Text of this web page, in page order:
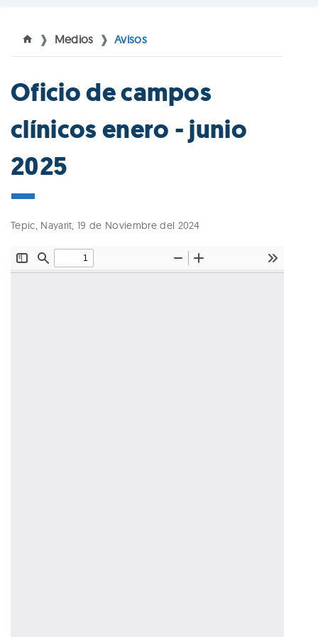
Medios Avisos
Oficio de campos
clínicos enero - junio
2025
Tepic, Nayarit, 19 de Noviembre del 2024